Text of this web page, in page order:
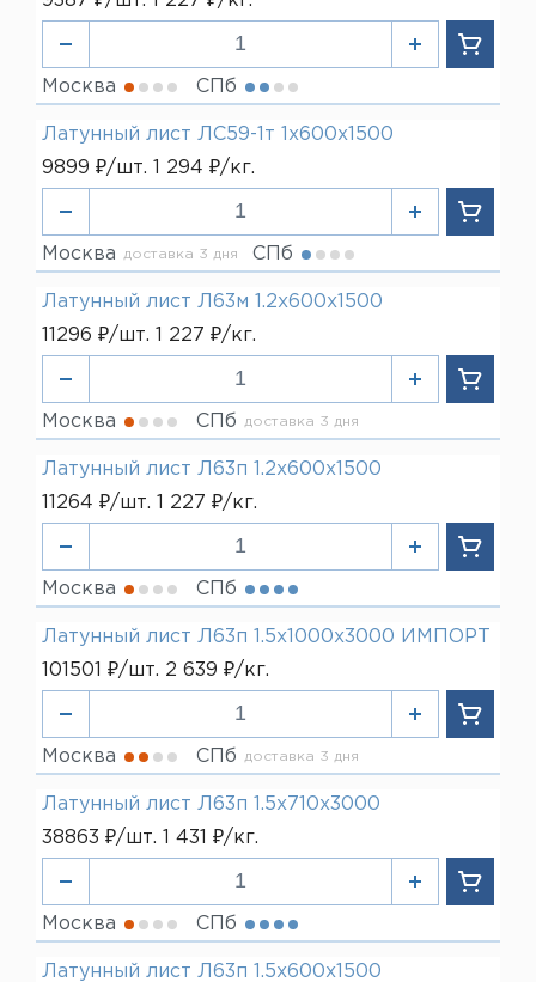
Москва СПб
Латунный лист ЛС59-1т 1х600х1500
9899 ₽/шт. 1 294 ₽/кг.
Москва доставка 3 дня СПб
Латунный лист Л63м 1.2х600х1500
11296 ₽/шт. 1 227 ₽/кг.
Москва СПб доставка 3 дня
Латунный лист Л63п 1.2х600х1500
11264 ₽/шт. 1 227 ₽/кг.
Москва СПб
Латунный лист Л63п 1.5х1000х3000 ИМПОРТ
101501 ₽/шт. 2 639 ₽/кг.
Москва СПб доставка 3 дня
Латунный лист Л63п 1.5х710х3000
38863 ₽/шт. 1 431 ₽/кг.
Москва СПб
Латунный лист Л63п 1.5х600х1500